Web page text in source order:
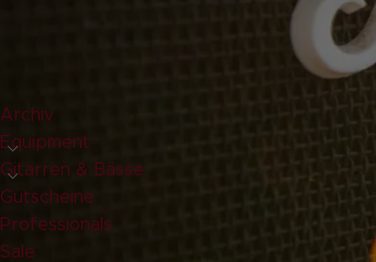
Archiv
Equipment
Gitarren & Bässe
Gutscheine
Professionals
Sale